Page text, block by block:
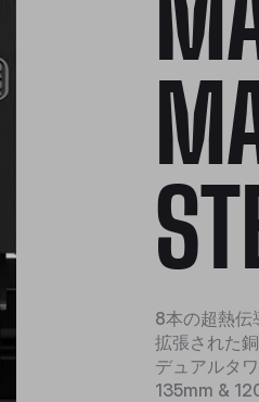
8本の超熱伝
拡張された
デュアルタ
135mm &